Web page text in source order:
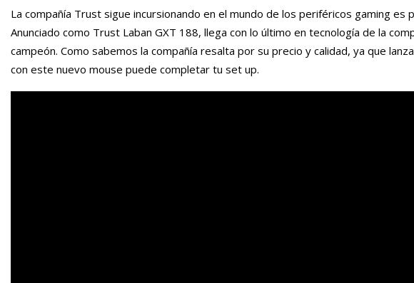
La compañía Trust sigue incursionando en el mundo de los periféricos gaming
Anunciado como Trust Laban GXT 188, llega con lo último en tecnología de la
campeón. Como sabemos la compañía resalta por su precio y calidad, ya que
con este nuevo mouse puede completar tu set up.